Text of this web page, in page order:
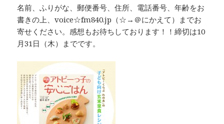
名前、ふりがな、郵便番号、住所、電話番号、年齢をお
書きの上、voice☆fm840.jp（☆→＠にかえて）までお
寄せください。感想もお待ちしております！！締切は10
月31日（木）までです。